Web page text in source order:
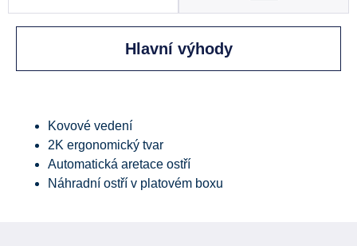
Hlavní výhody
Kovové vedení
2K ergonomický tvar
Automatická aretace ostří
Náhradní ostří v platovém boxu